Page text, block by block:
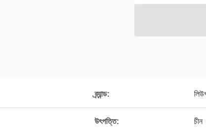
ব্র্যান্ড:
উৎপত্তি: চীন